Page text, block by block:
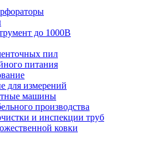
до 1000В
пил
питания
для измерений
машины
производства
и инспекции труб
ковки